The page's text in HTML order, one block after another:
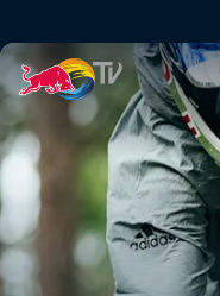
Martin